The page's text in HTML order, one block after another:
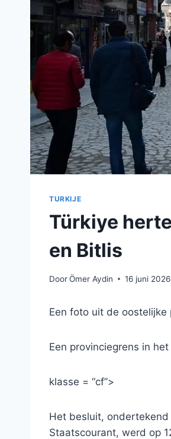
TURKIJE
Türkiye
en Bitlis
DoorÖmer Aydin 16 juni
Een foto uit de oostelijke
Een provinciegrens in
klasse = “cf”>
Het besluit, ondertekend
Staatscourant, werd op